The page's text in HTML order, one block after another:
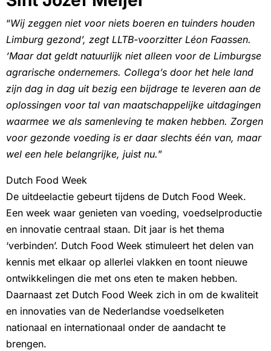
“Wij zeggen niet voor niets boeren en tuinders houden
Limburg gezond’, zegt LLTB-voorzitter Léon Faassen.
‘Maar dat geldt natuurlijk niet alleen voor de Limburgse
agrarische ondernemers. Collega’s door het hele land
zijn dag in dag uit bezig een bijdrage te leveren aan de
oplossingen voor tal van maatschappelijke uitdagingen
waarmee we als samenleving te maken hebben. Zorgen
voor gezonde voeding is er daar slechts één van, maar
wel een hele belangrijke, juist nu.”
Dutch Food Week
De uitdeelactie gebeurt tijdens de Dutch Food Week.
Een week waar genieten van voeding, voedselproductie
en innovatie centraal staan. Dit jaar is het thema
‘verbinden’. Dutch Food Week stimuleert het delen van
kennis met elkaar op allerlei vlakken en toont nieuwe
ontwikkelingen die met ons eten te maken hebben.
Daarnaast zet Dutch Food Week zich in om de kwaliteit
en innovaties van de Nederlandse voedselketen
nationaal en internationaal onder de aandacht te
brengen.